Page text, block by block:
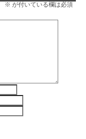
※ が付いている欄は必須